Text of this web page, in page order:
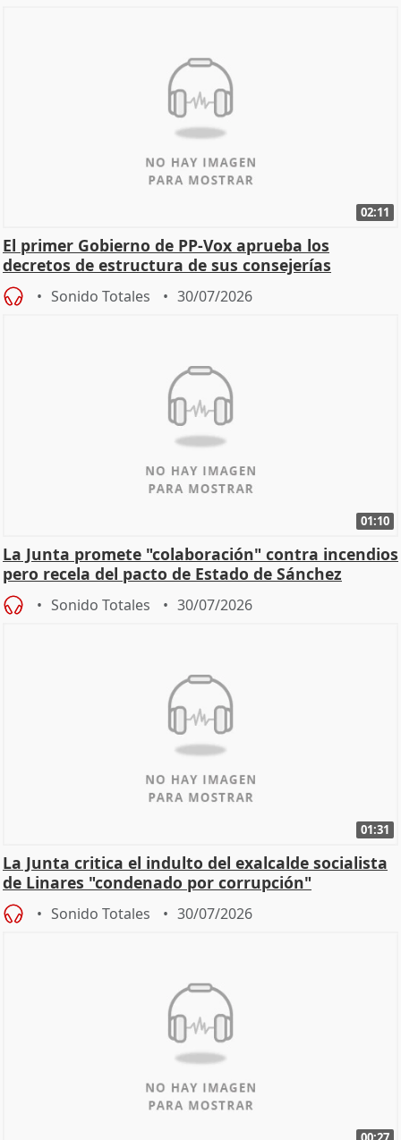
02:11
El primer Gobierno de PP-Vox aprueba los
decretos de estructura de sus consejerías
Sonido Totales 30/07/2026
01:10
La Junta promete "colaboración" contra incendios
pero recela del pacto de Estado de Sánchez
Sonido Totales 30/07/2026
01:31
La Junta critica el indulto del exalcalde socialista
de Linares "condenado por corrupción"
Sonido Totales 30/07/2026